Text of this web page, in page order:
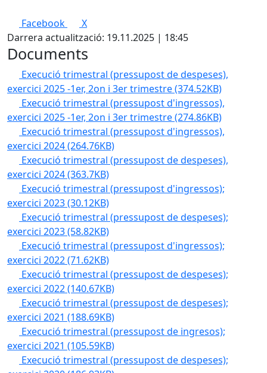
Facebook
X
Darrera actualització: 19.11.2025 | 18:45
Documents
Execució trimestral (pressupost de despeses),
exercici 2025 -1er, 2on i 3er trimestre(374.52KB)
Execució trimestral (pressupost d'ingressos),
exercici 2025 -1er, 2on i 3er trimestre(274.86KB)
Execució trimestral (pressupost d'ingressos),
exercici 2024(264.76KB)
Execució trimestral (pressupost de despeses),
exercici 2024(363.7KB)
Execució trimestral (pressupost d'ingressos);
exercici 2023(30.12KB)
Execució trimestral (pressupost de despeses);
exercici 2023(58.82KB)
Execució trimestral (pressupost d'ingressos);
exercici 2022(71.62KB)
Execució trimestral (pressupost de despeses);
exercici 2022(140.67KB)
Execució trimestral (pressupost de despeses);
exercici 2021 (188.69KB)
Execució trimestral (pressupost de ingresos);
exercici 2021 (105.59KB)
Execució trimestral (pressupost de despeses);